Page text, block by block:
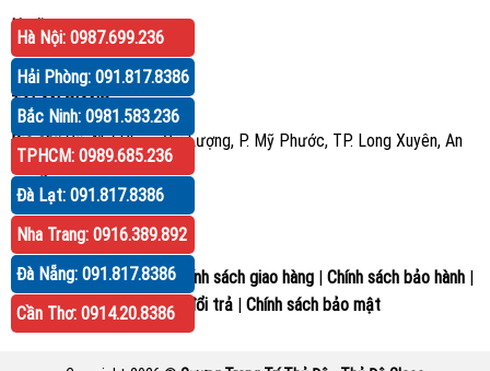
Hotline: 0914.20.8386
TẠI AN GIANG
Địa chỉ:Số 417 Phạm Cự Lượng, P. Mỹ Phước, TP. Long Xuyên, An
Giang
Hotline: 0914.20.8386
Hướng dẫn mua hàng|Chính sách giao hàng Chính sách bảo hành
Chính sách đổi trả| Chính sách bảo mật
Hà Nội: 0987.699.236
Hải Phòng: 091.817.8386
Bắc Ninh: 0981.583.236
TPHCM: 0989.685.236
Đà Lạt: 091.817.8386
Nha Trang: 0916.389.892
Đà Nẵng: 091.817.8386
Cần Thơ: 0914.20.8386